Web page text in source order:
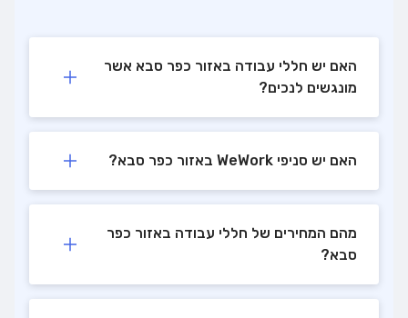
האם יש חללי עבודה באזור כפר סבא אשר
מונגשים לנכים?
האם יש סניפי WeWork באזור כפר סבא?
מהם המחירים של חללי עבודה באזור כפר
סבא?